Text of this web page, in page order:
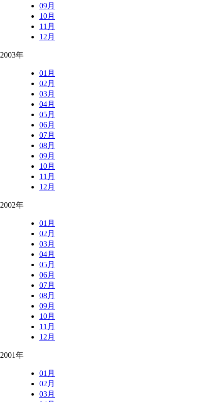
09月
10月
11月
12月
2003年
01月
02月
03月
04月
05月
06月
07月
08月
09月
10月
11月
12月
2002年
01月
02月
03月
04月
05月
06月
07月
08月
09月
10月
11月
12月
2001年
01月
02月
03月